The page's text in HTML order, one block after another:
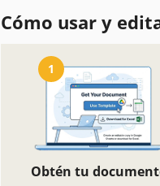
Cómo usar y
1
Obtén tu